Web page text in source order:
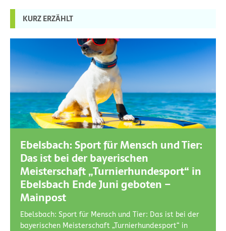
KURZ ERZÄHLT
Ebelsbach: Sport für Mensch und Tier:
Das ist bei der bayerischen
Meisterschaft „Turnierhundesport“ in
Ebelsbach Ende Juni geboten –
Mainpost
Ebelsbach: Sport für Mensch und Tier: Das ist bei der
bayerischen Meisterschaft „Turnierhundesport“ in